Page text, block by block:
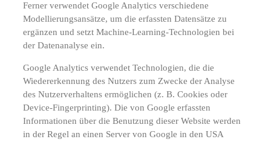
Ferner verwendet Google Analytics verschiedene
Modellierungsansätze, um die erfassten Datensätze zu
ergänzen und setzt Machine-Learning-Technologien bei
der Datenanalyse ein.
Google Analytics verwendet Technologien, die die
Wiedererkennung des Nutzers zum Zwecke der Analyse
des Nutzerverhaltens ermöglichen (z. B. Cookies oder
Device-Fingerprinting). Die von Google erfassten
Informationen über die Benutzung dieser Website werden
in der Regel an einen Server von Google in den USA